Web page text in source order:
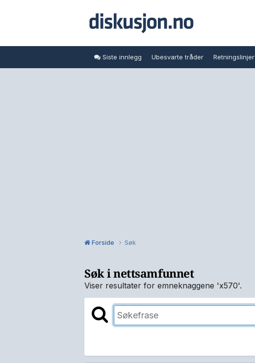
Siste innlegg Ubesvarte tråder Retningslinjer
Forside Søk
Søk i nettsamfunnet
Viser resultater for emneknaggene 'x570'.